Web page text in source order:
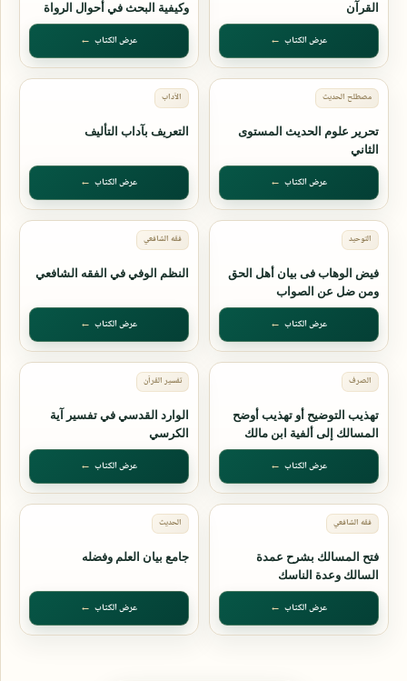
القرآن
عرض الكتاب
وكيفية البحث في أحوال الرواة
عرض الكتاب
تحرير علوم الحديث المستوى
الثاني
عرض الكتاب
التعريف بآداب التأليف
عرض الكتاب
فيض الوهاب فى بيان أهل الحق
ومن ضل عن الصواب
عرض الكتاب
النظم الوفي في الفقه الشافعي
عرض الكتاب
تهذيب التوضيح أو تهذيب أوضح
المسالك إلى ألفية ابن مالك
عرض الكتاب
الوارد القدسي في تفسير آية
الكرسي
عرض الكتاب
فتح المسالك بشرح عمدة
السالك وعدة الناسك
عرض الكتاب
جامع بيان العلم وفضله
عرض الكتاب